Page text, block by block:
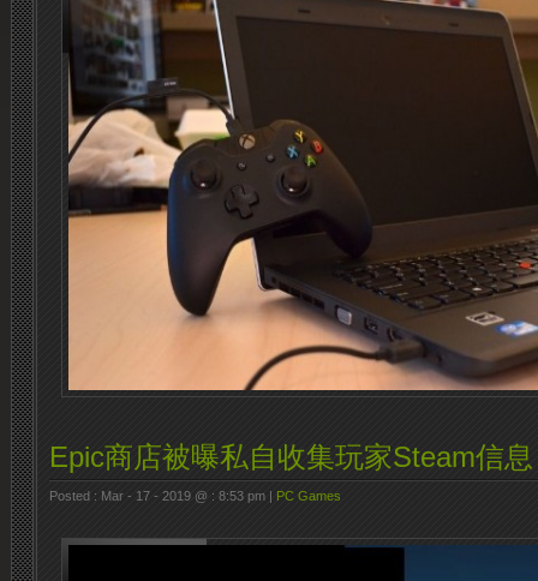
Epic商店被曝私自收集玩家Steam信息
Posted : Mar - 17 - 2019 @ : 8:53 pm | PC Games